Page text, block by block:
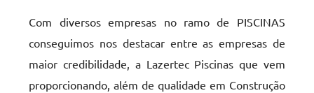
Com diversos empresas no ramo de PISCINAS
conseguimos nos destacar entre as empresas de
maior credibilidade, a Lazertec Piscinas que vem
proporcionando, além de qualidade em Construção